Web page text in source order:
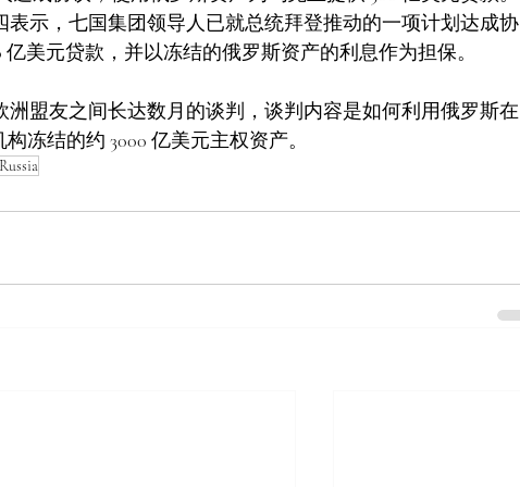
示，七国集团领导人已就总统拜登推动的一项计划达成协
美元贷款，并以冻结的俄罗斯资产的利息作为担保。
盟友之间长达数月的谈判，谈判内容是如何利用俄罗斯在
冻结的约 3000 亿美元主权资产。